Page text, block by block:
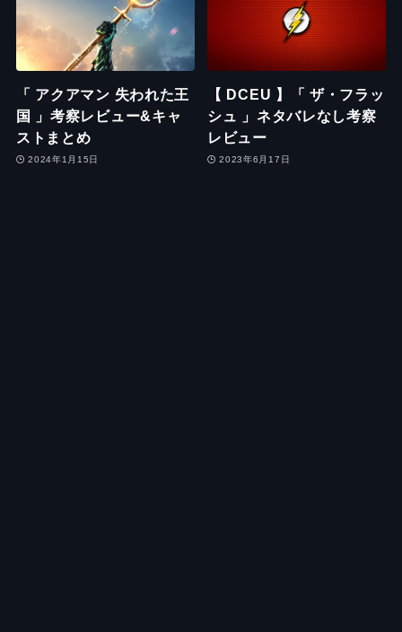
「 アクアマン 失われた王
国 」考察レビュー&キャ
ストまとめ
2024年1月15日
【 DCEU 】「 ザ・フラッ
シュ 」ネタバレなし考察
レビュー
2023年6月17日